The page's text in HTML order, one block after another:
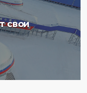
свои